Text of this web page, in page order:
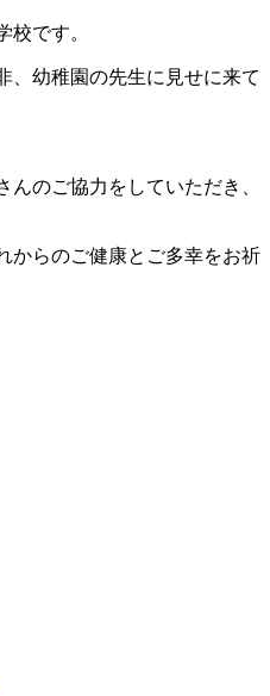
校です。
、幼稚園の先生に見せに来て
のご協力をしていただき、
からのご健康とご多幸をお祈